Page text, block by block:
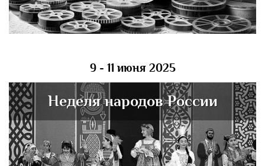
9 - 11 июня 2025
Неделя народов России